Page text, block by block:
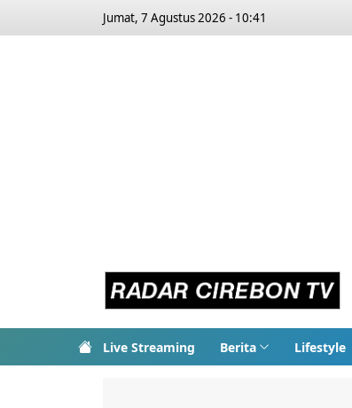
Jumat, 7 Agustus 2026 - 10:41
Live Streaming Berita Lifestyle